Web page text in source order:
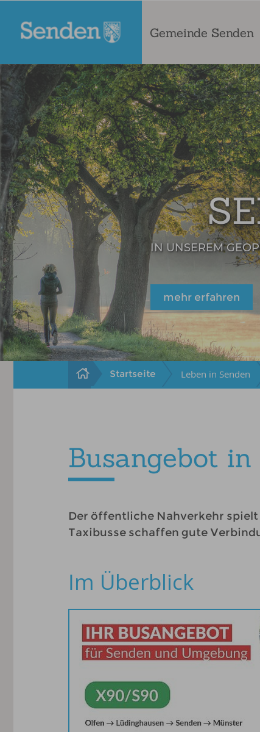
Gemeinde Senden
IN UNSEREM
mehr erfahren
Startseite Leben in Senden
Busangebot in
Der öffentliche Nahverkehr spielt
Taxibusse schaffen gute
Im Überblick